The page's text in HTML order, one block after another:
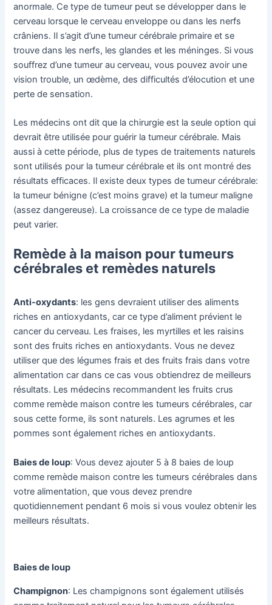
anormale. Ce type de tumeur peut se développer dans le
cerveau lorsque le cerveau enveloppe ou dans les nerfs
crâniens. Il s’agit d’une tumeur cérébrale primaire et se
trouve dans les nerfs, les glandes et les méninges. Si vous
souffrez d’une tumeur au cerveau, vous pouvez avoir une
vision trouble, un œdème, des difficultés d’élocution et une
perte de sensation.
Les médecins ont dit que la chirurgie est la seule option qui
devrait être utilisée pour guérir la tumeur cérébrale. Mais
aussi à cette période, plus de types de traitements naturels
sont utilisés pour la tumeur cérébrale et ils ont montré des
résultats efficaces. Il existe deux types de tumeur cérébrale:
la tumeur bénigne (c’est moins grave) et la tumeur maligne
(assez dangereuse). La croissance de ce type de maladie
peut varier.
Remède à la maison pour tumeurs
cérébrales et remèdes naturels
Anti-oxydants: les gens devraient utiliser des aliments
riches en antioxydants, car ce type d’aliment prévient le
cancer du cerveau. Les fraises, les myrtilles et les raisins
sont des fruits riches en antioxydants. Vous ne devez
utiliser que des légumes frais et des fruits frais dans votre
alimentation car dans ce cas vous obtiendrez de meilleurs
résultats. Les médecins recommandent les fruits crus
comme remède maison contre les tumeurs cérébrales, car
sous cette forme, ils sont naturels. Les agrumes et les
pommes sont également riches en antioxydants.
Baies de loup: Vous devez ajouter 5 à 8 baies de loup
comme remède maison contre les tumeurs cérébrales dans
votre alimentation, que vous devez prendre
quotidiennement pendant 6 mois si vous voulez obtenir les
meilleurs résultats.
Baies de loup
Champignon: Les champignons sont également utilisés